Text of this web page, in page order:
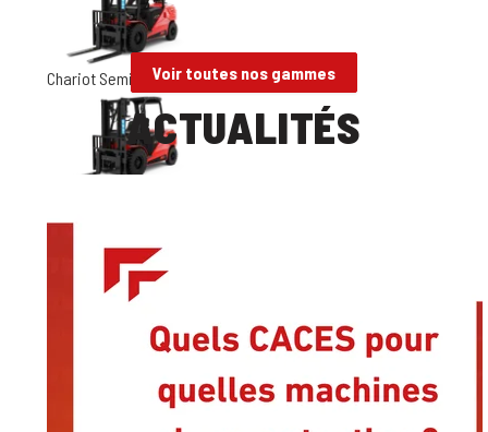
Chariot Semi-Industriel Gaz - 4t-5t
Chariot Semi-Industriel Diesel - 3t-3,5t
Voir toutes nos gammes
ACTUALITÉS